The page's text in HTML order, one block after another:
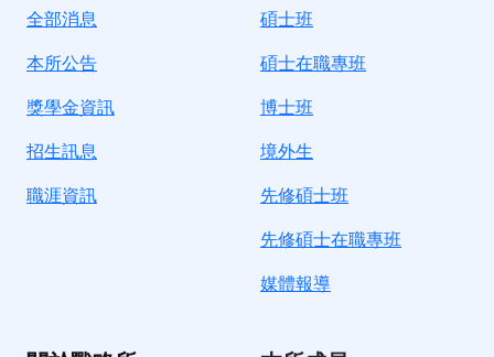
全部消息
本所公告
獎學金資訊
招生訊息
職涯資訊
碩士班
碩士在職專班
博士班
境外生
先修碩士班
先修碩士在職專班
媒體報導